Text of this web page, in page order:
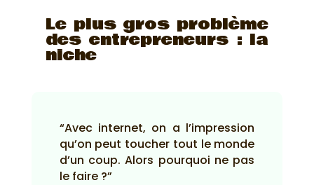
Le plus gros problème
des entrepreneurs : la
niche
“Avec internet, on a l’impression
qu’on peut toucher tout le monde
d’un coup. Alors pourquoi ne pas
le faire ?”